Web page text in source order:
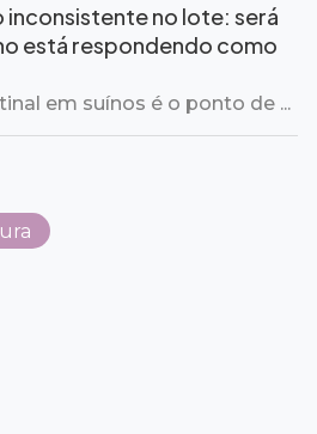
inconsistente no lote: será
está respondendo como
em suínos é o ponto de ...